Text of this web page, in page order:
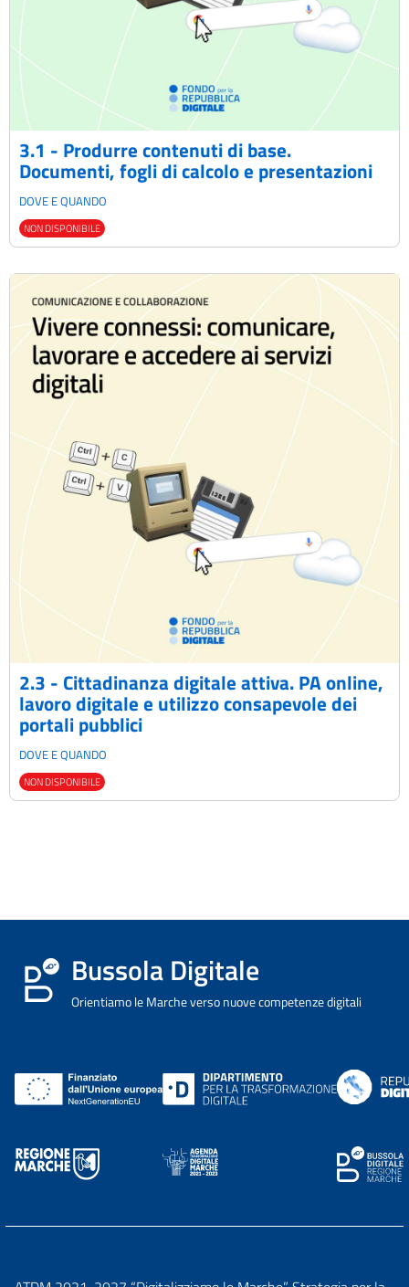
3.1 - Produrre contenuti di base.
Documenti, fogli di calcolo e presentazioni
DOVE E QUANDO
NON DISPONIBILE
2.3 - Cittadinanza digitale attiva. PA online,
lavoro digitale e utilizzo consapevole dei
portali pubblici
DOVE E QUANDO
NON DISPONIBILE
Bussola Digitale
Orientiamo le Marche verso nuove competenze digitali